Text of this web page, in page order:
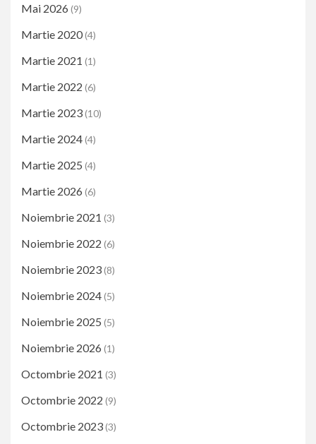
Mai 2026 (9)
Martie 2020(4)
Martie 2021 (1)
Martie 2022 (6)
Martie 2023(10)
Martie 2024(4)
Martie 2025 (4)
Martie 2026 (6)
Noiembrie 2021 (3)
Noiembrie 2022 (6)
Noiembrie 2023(8)
Noiembrie 2024(5)
Noiembrie 2025 (5)
Noiembrie 2026 (1)
Octombrie 2021 (3)
Octombrie 2022 (9)
Octombrie 2023(3)